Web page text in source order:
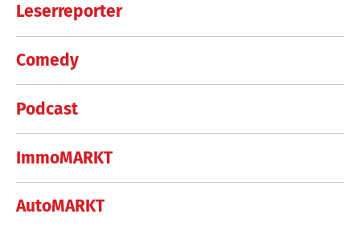
Leserreporter
Comedy
Podcast
ImmoMARKT
AutoMARKT